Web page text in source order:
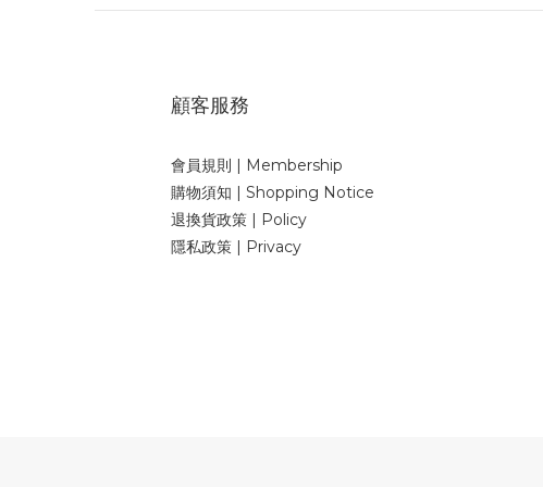
顧客服務
會員規則 | Membership
購物須知 | Shopping Notice
退換貨政策 | Policy
隱私政策 | Privacy